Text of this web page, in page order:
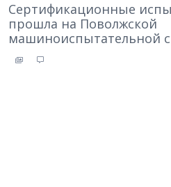
Сертификационные
прошла на Поволжской
машиноиспытательной